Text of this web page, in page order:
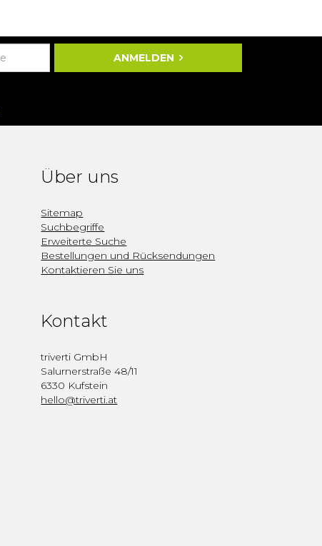
ANMELDEN
Über uns
Sitemap
Suchbegriffe
Erweiterte Suche
Bestellungen und Rücksendungen
Kontaktieren Sie uns
Kontakt
triverti GmbH
Salurnerstraße 48/11
6330 Kufstein
hello@triverti.at